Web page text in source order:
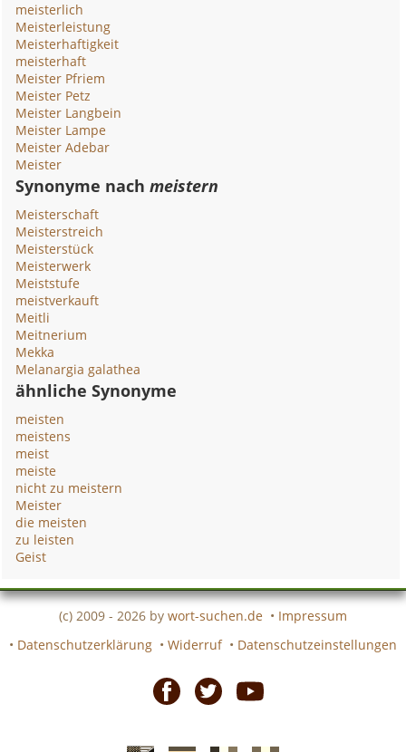
meisterlich
Meisterleistung
Meisterhaftigkeit
meisterhaft
Meister Pfriem
Meister Petz
Meister Langbein
Meister Lampe
Meister Adebar
Meister
Synonyme nachmeistern
Meisterschaft
Meisterstreich
Meisterstück
Meisterwerk
Meiststufe
meistverkauft
Meitli
Meitnerium
Mekka
Melanargia galathea
ähnliche Synonyme
meisten
meistens
meist
meiste
nicht zu meistern
Meister
die meisten
zu leisten
Geist
(c) 2009 - 2026 by wort-suchen.de • Impressum
• Datenschutzerklärung • Widerruf • Datenschutzeinstellungen